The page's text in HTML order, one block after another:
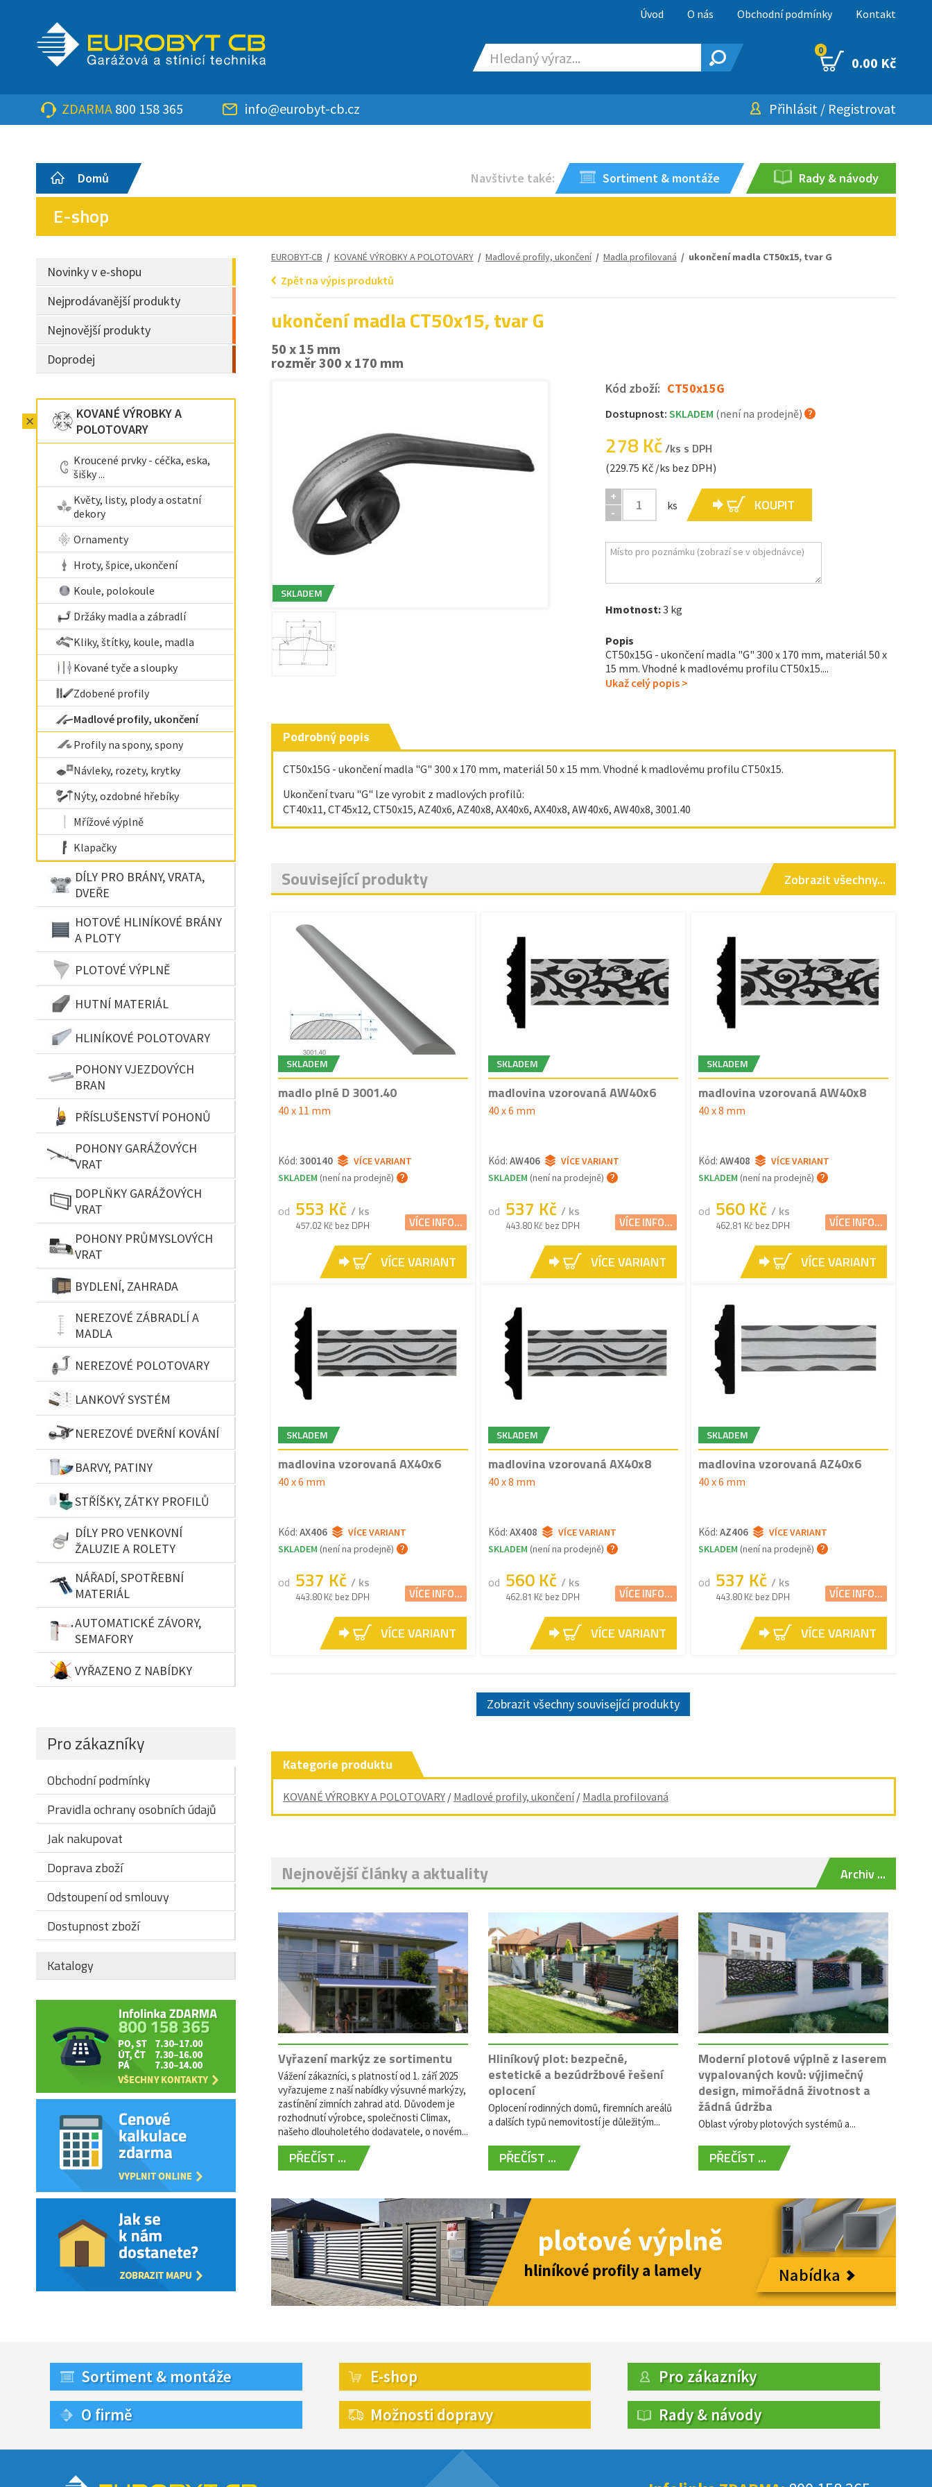
Úvod O nás Obchodní podmínky Kontakt
0
0.00 Kč
ZDARMA 800 158 365 info@eurobyt-cb.cz Přihlásit / Registrovat
Domů Navštivte také: Sortiment & montáže Rady & návody
E-shop
Novinky v e-shopu
Nejprodávanější produkty
Nejnovější produkty
Doprodej
KOVANÉ VÝROBKY A
POLOTOVARY
Kroucené prvky - céčka, eska,
šišky ...
Květy, listy, plody a ostatní
dekory
Ornamenty
Hroty, špice, ukončení
Koule, polokoule
Držáky madla a zábradlí
Kliky, štítky, koule, madla
Kované tyče a sloupky
Zdobené profily
Madlové profily, ukončení
Profily na spony, spony
Návleky, rozety, krytky
Nýty, ozdobné hřebíky
Mřížové výplně
Klapačky
DÍLY PRO BRÁNY, VRATA,
DVEŘE
HOTOVÉ HLINÍKOVÉ BRÁNY
A PLOTY
PLOTOVÉ VÝPLNĚ
HUTNÍ MATERIÁL
HLINÍKOVÉ POLOTOVARY
POHONY VJEZDOVÝCH
BRAN
PŘÍSLUŠENSTVÍ POHONŮ
POHONY GARÁŽOVÝCH
VRAT
DOPLŇKY GARÁŽOVÝCH
VRAT
POHONY PRŮMYSLOVÝCH
VRAT
BYDLENÍ, ZAHRADA
NEREZOVÉ ZÁBRADLÍ A
MADLA
NEREZOVÉ POLOTOVARY
LANKOVÝ SYSTÉM
NEREZOVÉ DVEŘNÍ KOVÁNÍ
BARVY, PATINY
STŘÍŠKY, ZÁTKY PROFILŮ
DÍLY PRO VENKOVNÍ
ŽALUZIE A ROLETY
NÁŘADÍ, SPOTŘEBNÍ
MATERIÁL
AUTOMATICKÉ ZÁVORY,
SEMAFORY
VYŘAZENO Z NABÍDKY
Pro zákazníky
Obchodní podmínky
Pravidla ochrany osobních údajů
Jak nakupovat
Doprava zboží
Odstoupení od smlouvy
Dostupnost zboží
Katalogy
EUROBYT-CB / KOVANÉ VÝROBKY A POLOTOVARY/ Madlové profily, ukončení/ Madla profilovaná / ukončení madla CT50x15, tvar G
Zpět na výpis produktů
ukončení madla CT50x15, tvar G
50 x 15 mm
rozměr 300 x 170 mm
SKLADEM
Kód zboží: CT50x15G
Dostupnost: SKLADEM (není na prodejně)
278 Kč/ks s DPH
(229.75 Kč /ks bez DPH)
+
-
ks KOUPIT
Hmotnost:3 kg
Popis
CT50x15G - ukončení madla "G" 300 x 170 mm, materiál 50 x
15 mm. Vhodné k madlovému profilu CT50x15....
Ukaž celý popis >
Podrobný popis
CT50x15G - ukončení madla "G" 300 x 170 mm, materiál 50 x 15 mm. Vhodné k madlovému profilu CT50x15.
Ukončení tvaru "G" lze vyrobit z madlových profilů:
CT40x11, CT45x12, CT50x15, AZ40x6, AZ40x8, AX40x6, AX40x8, AW40x6, AW40x8, 3001.40
Související produkty Zobrazit všechny...
SKLADEM
madlo plné D 3001.40
40 x 11 mm
Kód: 300140
VÍCE VARIANT
SKLADEM (není na prodejně)
od 553 Kč / ks
457.02 Kč bez DPH VÍCE INFO...
VÍCE VARIANT
SKLADEM
madlovina vzorovaná AW40x6
40 x 6 mm
Kód: AW406
VÍCE VARIANT
SKLADEM (není na prodejně)
od 537 Kč / ks
443.80 Kč bez DPH VÍCE INFO...
VÍCE VARIANT
SKLADEM
madlovina vzorovaná AW40x8
40 x 8 mm
Kód: AW408
VÍCE VARIANT
SKLADEM (není na prodejně)
od 560 Kč / ks
462.81 Kč bez DPH VÍCE INFO...
VÍCE VARIANT
SKLADEM
madlovina vzorovaná AX40x6
40 x 6 mm
Kód: AX406
VÍCE VARIANT
SKLADEM (není na prodejně)
od 537 Kč / ks
443.80 Kč bez DPH VÍCE INFO...
VÍCE VARIANT
SKLADEM
madlovina vzorovaná AX40x8
40 x 8 mm
Kód: AX408
VÍCE VARIANT
SKLADEM (není na prodejně)
od 560 Kč / ks
462.81 Kč bez DPH VÍCE INFO...
VÍCE VARIANT
SKLADEM
madlovina vzorovaná AZ40x6
40 x 6 mm
Kód: AZ406
VÍCE VARIANT
SKLADEM (není na prodejně)
od 537 Kč / ks
443.80 Kč bez DPH VÍCE INFO...
VÍCE VARIANT
Zobrazit všechny související produkty
Kategorie produktu
KOVANÉ VÝROBKY A POLOTOVARY/ Madlové profily, ukončení/ Madla profilovaná
Nejnovější články a aktuality
Vyřazení markýz ze sortimentu
Vážení zákazníci, s platností od 1. září 2025
vyřazujeme z naší nabídky výsuvné markýzy,
zastínění zimních zahrad atd. Důvodem je
rozhodnutí výrobce, společnosti Climax,
našeho dlouholetého dodavatele, o novém...
PŘEČÍST ...
Hliníkový plot: bezpečné,
estetické a bezúdržbové řešení
oplocení
Oplocení rodinných domů, firemních areálů
a dalších typů nemovitostí je důležitým...
PŘEČÍST ...
Moderní plotové výplně z laserem
vypalovaných kovů: výjimečný
design, mimořádná životnost a
žádná údržba
Oblast výroby plotových systémů a...
PŘEČÍST ...
Archiv ...
Sortiment & montáže
O firmě
E-shop
Možnosti dopravy
Pro zákazníky
Rady & návody